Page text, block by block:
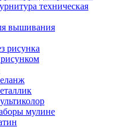
техническая
вышивания
рисунка
мулине